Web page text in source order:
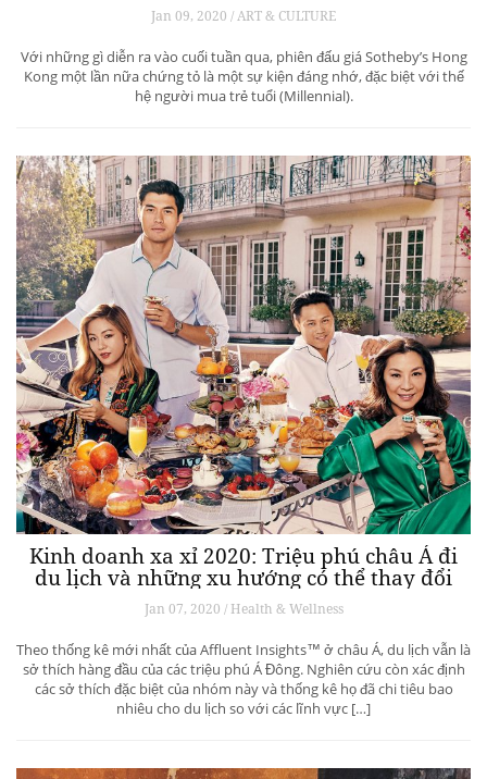
Jan 09, 2020 / ART & CULTURE
Với những gì diễn ra vào cuối tuần qua, phiên đấu giá Sotheby’s Hong
Kong một lần nữa chứng tỏ là một sự kiện đáng nhớ, đặc biệt với thế
hệ người mua trẻ tuổi (Millennial).
Kinh doanh xa xỉ 2020: Triệu phú châu Á đi
du lịch và những xu hướng có thể thay đổi
ngành du lịch thượng lưu
Jan 07, 2020 / Health & Wellness
Theo thống kê mới nhất của Affluent Insights™ ở châu Á, du lịch vẫn là
sở thích hàng đầu của các triệu phú Á Đông. Nghiên cứu còn xác định
các sở thích đặc biệt của nhóm này và thống kê họ đã chi tiêu bao
nhiêu cho du lịch so với các lĩnh vực […]